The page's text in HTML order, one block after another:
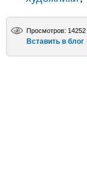
Просмотров: 14252
Вставить в блог